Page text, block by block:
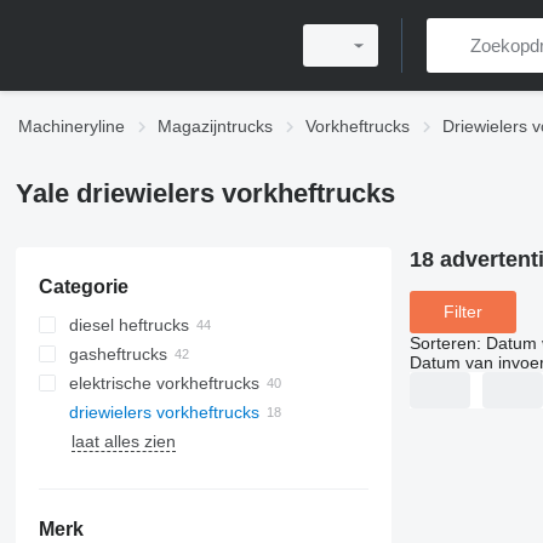
Machineryline Magazijntrucks Vorkheftrucks Driewielers
Yale driewielers vorkheftrucks
Categorie
diesel heftrucks
gasheftrucks
elektrische vorkheftrucks
driewielers vorkheftrucks
laat alles zien
Merk
18
Filter
Sorteren: Datum
Datum van